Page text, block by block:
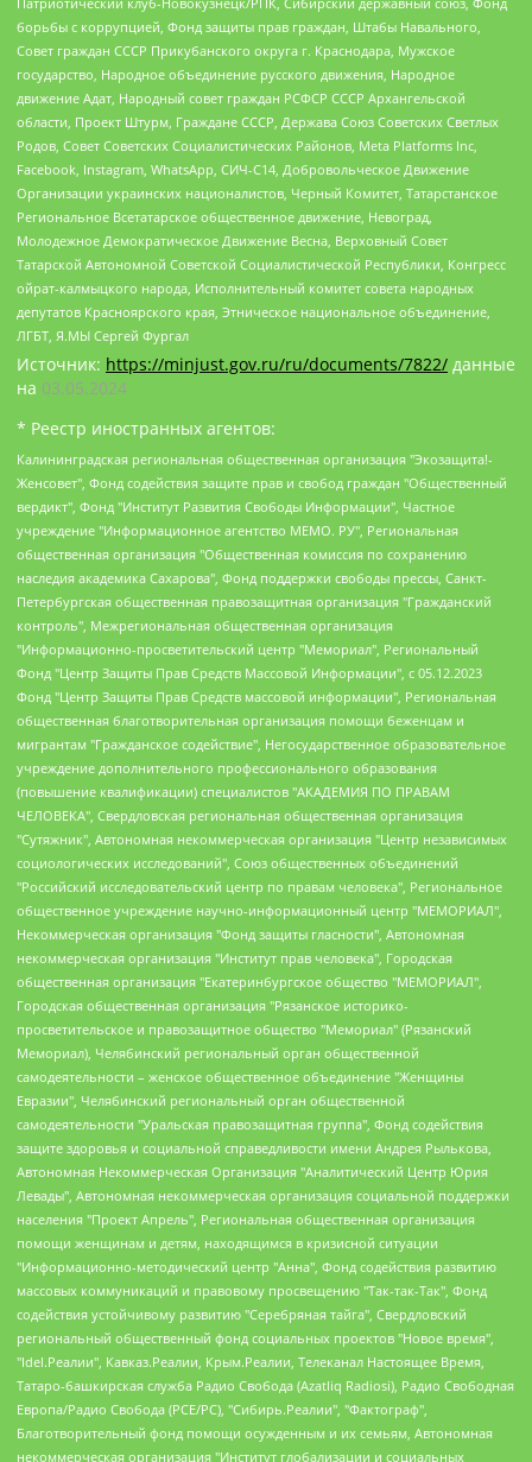
борьбы с коррупцией, Фонд защиты прав граждан, Штабы Навального,
Совет граждан СССР Прикубанского округа г. Краснодара, Мужское
государство, Народное объединение русского движения, Народное
движение Адат, Народный совет граждан РСФСР СССР Архангельской
области, Проект Штурм, Граждане СССР, Держава Союз Советских Светлых
Родов, Совет Советских Социалистических Районов, Meta Platforms Inc,
Facebook, Instagram, WhatsApp, СИЧ-С14, Добровольческое Движение
Организации украинских националистов, Черный Комитет, Татарстанское
Региональное Всетатарское общественное движение, Невоград,
Молодежное Демократическое Движение Весна, Верховный Совет
Татарской Автономной Советской Социалистической Республики, Конгресс
ойрат-калмыцкого народа, Исполнительный комитет совета народных
депутатов Красноярского края, Этническое национальное объединение,
ЛГБТ, Я.МЫ Сергей Фургал
Источник: https://minjust.gov.ru/ru/documents/7822/ данные
на 03.05.2024
* Реестр иностранных агентов:
Калининградская региональная общественная организация "Экозащита!-Женсовет", Фонд содействия защите прав и свобод граждан "Общественный вердикт", Фонд "Институт Развития Свободы Информации", Частное учреждение "Информационное агентство МЕМО. РУ", Региональная общественная организация "Общественная комиссия по сохранению наследия академика Сахарова", Фонд поддержки свободы прессы, Санкт-Петербургская общественная правозащитная организация "Гражданский контроль", Межрегиональная общественная организация "Информационно-просветительский центр "Мемориал", Региональный Фонд "Центр Защиты Прав Средств Массовой Информации", с 05.12.2023 Фонд "Центр Защиты Прав Средств массовой информации", Региональная общественная благотворительная организация помощи беженцам и мигрантам "Гражданское содействие", Негосударственное образовательное учреждение дополнительного профессионального образования (повышение квалификации) специалистов "АКАДЕМИЯ ПО ПРАВАМ ЧЕЛОВЕКА", Свердловская региональная общественная организация "Сутяжник", Автономная некоммерческая организация "Центр независимых социологических исследований", Союз общественных объединений "Российский исследовательский центр по правам человека", Региональное общественное учреждение научно-информационный центр "МЕМОРИАЛ", Некоммерческая организация "Фонд защиты гласности", Автономная некоммерческая организация "Институт прав человека", Городская общественная организация "Екатеринбургское общество "МЕМОРИАЛ", Городская общественная организация "Рязанское историко-просветительское и правозащитное общество "Мемориал" (Рязанский Мемориал), Челябинский региональный орган общественной самодеятельности – женское общественное объединение "Женщины Евразии", Челябинский региональный орган общественной самодеятельности "Уральская правозащитная группа", Фонд содействия защите здоровья и социальной справедливости имени Андрея Рылькова, Автономная Некоммерческая Организация "Аналитический Центр Юрия Левады", Автономная некоммерческая организация социальной поддержки населения "Проект Апрель", Региональная общественная организация помощи женщинам и детям, находящимся в кризисной ситуации "Информационно-методический центр "Анна", Фонд содействия развитию массовых коммуникаций и правовому просвещению "Так-так-Так", Фонд содействия устойчивому развитию "Серебряная тайга", Свердловский региональный общественный фонд социальных проектов "Новое время", "Idel.Реалии", Кавказ.Реалии, Крым.Реалии, Телеканал Настоящее Время, Татаро-башкирская служба Радио Свобода (Azatliq Radiosi), Радио Свободная Европа/Радио Свобода (PCE/PC), "Сибирь.Реалии", "Фактограф", Благотворительный фонд помощи осужденным и их семьям, Автономная некоммерческая организация "Институт глобализации и социальных движений", Фонд "В защиту прав заключенных", Частное учреждение "Центр поддержки и содействия развитию средств массовой информации", Пензенский региональный общественный благотворительный фонд "Гражданский союз", "Север.Реалии", Некоммерческая организация Фонд "Правовая инициатива", Общество с ограниченной ответственностью "Радио Свободная Европа/Радио Свобода", Чешское информационное агентство "MEDIUM-ORIENT", Красноярская региональная общественная организация "Мы против СПИДа", Камалягин Денис Николаевич, Маркелов Сергей Евгеньевич, Пономарев Лев Александрович, Савицкая Людмила Алексеевна, Автономная некоммерческая организация "Центр по работе с проблемой насилия "НАСИЛИЮ.НЕТ", Межрегиональный профессиональный союз работников здравоохранения "Альянс врачей", Юридическое лицо, зарегистрированное в Латвийской Республике, SIA "Medusa Project" (регистрационный номер 40103797863, дата регистрации 10.06.2014), Некоммерческая организация "Фонд по борьбе с коррупцией", Автономная некоммерческая организация "Институт права и публичной политики", Баданин Роман Сергеевич, Гликин Максим Александрович, Железнова Мария Михайловна, Лукьянова Юлия Сергеевна, Маетная Елизавета Витальевна, Маняхин Петр Борисович, Чуракова Ольга Владимировна, Ярош Юлия Петровна, Юридическое лицо "The Insider SIA", зарегистрированное в Риге, Латвийская Республика (дата регистрации 26.06.2015), являющееся администратором доменного имени интернет-издания "The Insider SIA", https://theins.ru, Постернак Алексей Евгеньевич, Рубин Михаил Аркадьевич, Анин Роман Александрович, Юридическое лицо Istories fonds, зарегистрированное в Латвийской Республике (регистрационный номер 50008295751, дата регистрации 24.02.2020), Великовский Дмитрий Александрович, Долинина Ирина Николаевна, Мароховская Алеся Алексеевна, Шлейнов Роман Юрьевич, Шмагун Олеся Валентиновна, Общество с ограниченной ответственностью "Альтаир 2021", Общество с ограниченной ответственностью "Вега 2021", Общество с ограниченной ответственностью "Главный редактор 2021", Общество с ограниченной ответственностью "Ромашки монолит", Важенков Артем Валерьевич, Ивановская областная общественная организация "Центр гендерных исследований", Гурман Юрий Альбертович, Медиапроект "ОВД-Инфо", Егоров Владимир Владимирович, Жилинский Владимир Александрович, Общество с ограниченной ответственностью "ЗП", Иванова София Юрьевна, Карезина Инна Павловна, Кильтау Екатерина Викторовна, Петров Алексей Викторович, Пискунов Сергей Евгеньевич, Смирнов Сергей Сергеевич, Тихонов Михаил Сергеевич, Общество с ограниченной ответственностью "ЖУРНАЛИСТ-ИНОСТРАННЫЙ АГЕНТ", Арапова Галина Юрьевна, Вольтская Татьяна Анатольевна, Американская компания "Mason G.E.S. Anonymous Foundation" (США), являющаяся владельцем интернет-издания https://mnews.world/, Компания "Stichting Bellingcat", зарегистрированная в Нидерландах (дата регистрации 11.07.2018), Захаров Андрей Вячеславович, Клепиковская Екатерина Дмитриевна, Общество с ограниченной ответственностью "МЕМО", Перл Роман Александрович, Симонов Евгений Алексеевич, Соловьева Елена Анатольевна, Сотников Даниил Владимирович, Сурначева Елизавета Дмитриевна, Автономная некоммерческая организация по защите прав человека и информированию населения "Якутия – Наше Мнение", Общество с ограниченной ответственностью "Москоу диджитал медиа", с 26.01.2023 Общество с ограниченной ответственностью "Чайка Белые сады", Ветошкина Валерия Валерьевна, Заговора Максим Александрович, Межрегиональное общественное движение "Российская ЛГБТ - сеть", Оленичев Максим Владимирович, Павлов Иван Юрьевич, Скворцова Елена Сергеевна, Общество с ограниченной ответственностью "Как бы инагент", Кочетков Игорь Викторович, Общество с ограниченной ответственностью "Честные выборы", Еланчик Олег Александрович, Общество с ограниченной ответственностью "Нобелевский призыв", Гималова Регина Эмилевна, Григорьев Андрей Валерьевич, Григорьева Алина Александровна, Ассоциация по содействию защите прав призывников, альтернативнослужащих и военнослужащих "Правозащитная группа "Гражданин.Армия.Право", Хисамова Регина Фаритовна, Автономная некоммерческая организация по реализации социально-правовых программ "Лилит", Дальневосточное общественное движение "Маяк", Санкт-Петербургская ЛГБТ-инициативная группа "Выход", Инициативная группа ЛГБТ+ "Реверс", Алексеев Андрей Викторович, Бекбулатова Таисия Львовна, Беляев Иван Михайлович, Владыкина Елена Сергеевна, Гельман Марат Александрович, Никульшина Вероника Юрьевна, Толоконникова Надежда Андреевна, Шендерович Виктор Анатольевич, Общество с ограниченной ответственностью "Данное сообщение", Общество с ограниченной ответственностью Издательский дом "Новая глава", Айнбиндер Александра Александровна, Московский комьюнити-центр для ЛГБТ+инициатив, Благотворительный фонд развития филантропии, Deutsche Welle (Германия, Kurt-Schumacher-Strasse 3, 53113 Bonn), Борзунова Мария Михайловна, Воробьев Виктор Викторович, Голубева Анна Львовна, Константинова Алла Михайловна, Малкова Ирина Владимировна, Мурадов Мурад Абдулгалимович, Осетинская Елизавета Николаевна, Понасенков Евгений Николаевич, Ганапольский Матвей Юрьевич, Киселев Евгений Алексеевич, Борухович Ирина Григорьевна, Дремин Иван Тимофеевич, Дубровский Дмитрий Викторович, Красноярская региональная общественная организация поддержки и развития альтернативных образовательных технологий и межкультурных коммуникаций "ИНТЕРРА", Маяковская Екатерина Алексеевна, Фейгин Марк Захарович, Филимонов Андрей Викторович, Дзугкоева Регина Николаевна, Доброхотов Роман Александрович, Дудь Юрий Александрович, Елкин Сергей Владимирович, Кругликов Кирилл Игоревич, Сабунаева Мария Леонидовна, Семенов Алексей Владимирович, Шаинян Карен Багратович, Шульман Екатерина Михайловна, Асафьев Артур Валерьевич, Вахштайн Виктор Семенович, Венедиктов Алексей Алексеевич, Лушникова Екатерина Евгеньевна, Волков Леонид Михайлович, Невзоров Александр Глебович, Пархоменко Сергей Борисович, Сироткин Ярослав Николаевич, Кара-Мурза Владимир Владимирович, Баранова Наталья Владимировна, Гозман Леонид Яковлевич, Кагарлицкий Борис Юльевич, Климарев Михаил Валерьевич, Милов Владимир Станиславович, Автономная некоммерческая организация Краснодарский центр современного искусства "Типография", Моргенштерн Алишер Тагирович, Соболь Любовь Эдуардовна, Общество с ограниченной ответственностью "ЛИЗА НОРМ", Каспаров Гарри Кимович, Ходорковский Михаил Борисович, Общество с ограниченной ответственностью "Апрельские тезисы", Данилович Ирина Брониславовна, Кашин Олег Владимирович, Петров Николай Владимирович, Пивоваров Алексей Владимирович, Соколов Михаил Владимирович, Цветкова Юлия Владимировна, Чичваркин Евгений Александрович, Комитет против пыток/Команда против пыток, Общество с ограниченной ответственностью "Первый научный", Общество с ограниченной ответственностью "Вертолет и ко", Белоцерковская Вероника Борисовна, Кац Максим Евгеньевич, Лазарева Татьяна Юрьевна, Шаведдинов Руслан Табризович, Яшин Илья Валерьевич, Общество с ограниченной ответственностью "Иноагент ААВ", Алешковский Дмитрий Петрович, Альбац Евгения Марковна, Быков Дмитрий Львович, Галямина Юлия Евгеньевна, Лойко Сергей Леонидович, Мартынов Кирилл Константинович, Медведев Сергей Александрович, Крашенинников Федор Геннадиевич, Гордеева Катерина Вл